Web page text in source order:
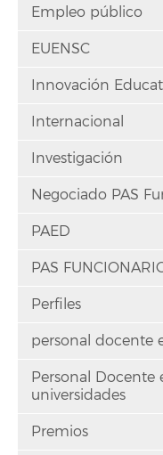
Empleo público
EUENSC
Innovación
Internacional
Investigación
Negociado PAS
PAED
PAS
Perfiles
personal docente
Personal Docente
universidades
Premios